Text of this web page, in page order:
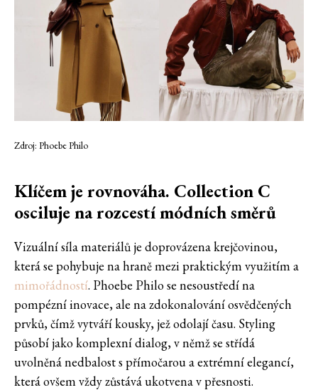
Zdroj: Phoebe Philo
Klíčem je rovnováha. Collection C
osciluje na rozcestí módních směrů
Vizuální síla materiálů je doprovázena krejčovinou,
která se pohybuje na hraně mezi praktickým využitím a
mimořádností. Phoebe Philo se nesoustředí na
pompézní inovace, ale na zdokonalování osvědčených
prvků, čímž vytváří kousky, jež odolají času. Styling
působí jako komplexní dialog, v němž se střídá
uvolněná nedbalost s přímočarou a extrémní elegancí,
která ovšem vždy zůstává ukotvena v přesnosti.